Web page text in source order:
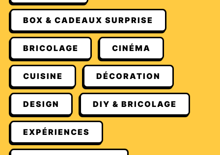
BOX & CADEAUX SURPRISE
BRICOLAGE CINÉMA
CUISINE DÉCORATION
DESIGN DIY & BRICOLAGE
EXPÉRIENCES